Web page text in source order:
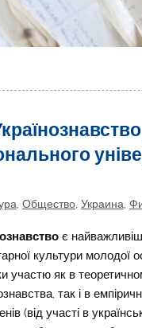
Общество, Украина
є
культури молодої
участю як в
так і в
(від участі в